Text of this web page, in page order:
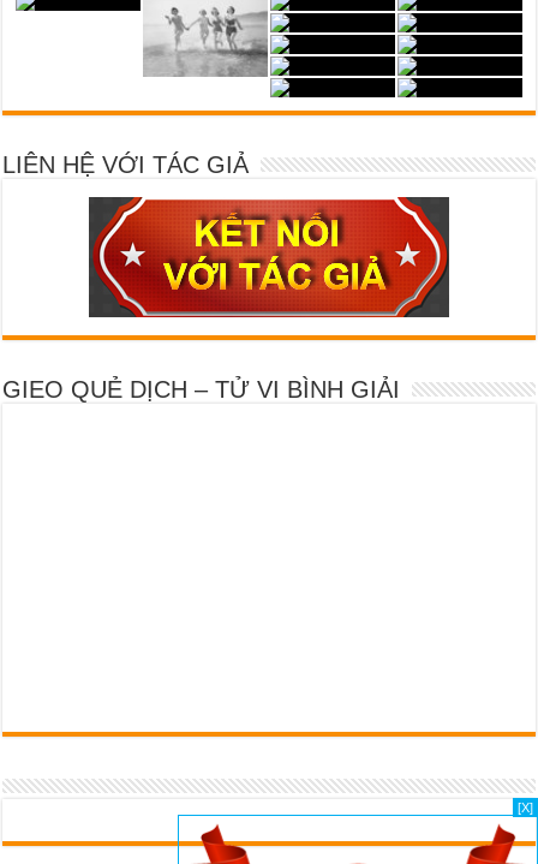
LIÊN HỆ VỚI TÁC GIẢ
GIEO QUẺ DỊCH – TỬ VI BÌNH GIẢI
[X]